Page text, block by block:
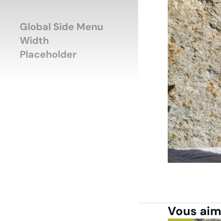
Global Side Menu
Width
Placeholder
Vous êtes ici :
Accueil Mode-
Vous